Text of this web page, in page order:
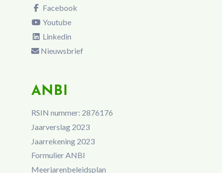
Facebook
Youtube
Linkedin
Nieuwsbrief
ANBI
RSIN nummer: 2876176
Jaarverslag 2023
Jaarrekening 2023
Formulier ANBI
Meerjarenbeleidsplan